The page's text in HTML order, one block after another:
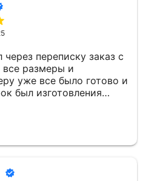
переписку заказ с
все размеры и
уже все было готово и
был изготовления
раньше на день, сразу
отказалось что
с домом, был